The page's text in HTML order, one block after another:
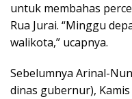
untuk membahas
Rua Jurai. “Minggu
walikota,” ucapnya.
Sebelumnya Arinal-
dinas gubernur),